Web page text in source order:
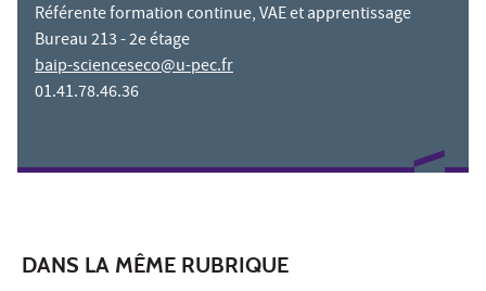
Référente formation continue, VAE et apprentissage
Bureau 213 - 2e étage
baip-scienceseco@u-pec.fr
01.41.78.46.36
DANS LA MÊME RUBRIQUE